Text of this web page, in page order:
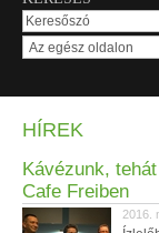
HÍREK
Kávézunk,
Cafe Freiben
2016.